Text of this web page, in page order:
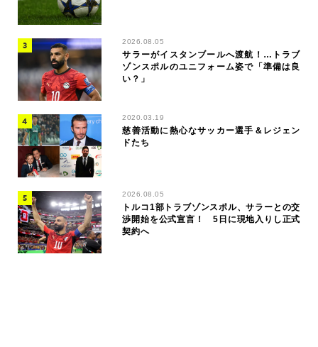
2026.08.05
サラーがイスタンブールへ渡航！…トラブ
ゾンスポルのユニフォーム姿で「準備は良
い？」
2020.03.19
慈善活動に熱心なサッカー選手＆レジェン
ドたち
2026.08.05
トルコ1部トラブゾンスポル、サラーとの交
渉開始を公式宣言！ 5日に現地入りし正式
契約へ